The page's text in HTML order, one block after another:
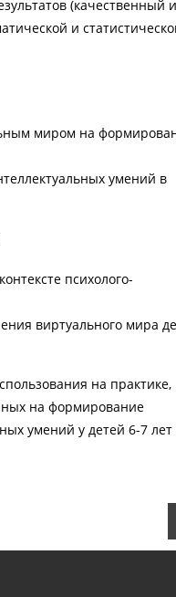
(качественный и
и
миром на
умений в
психолого-
виртуального мира
на практике,
на формирование
умений у детей 6-7 лет